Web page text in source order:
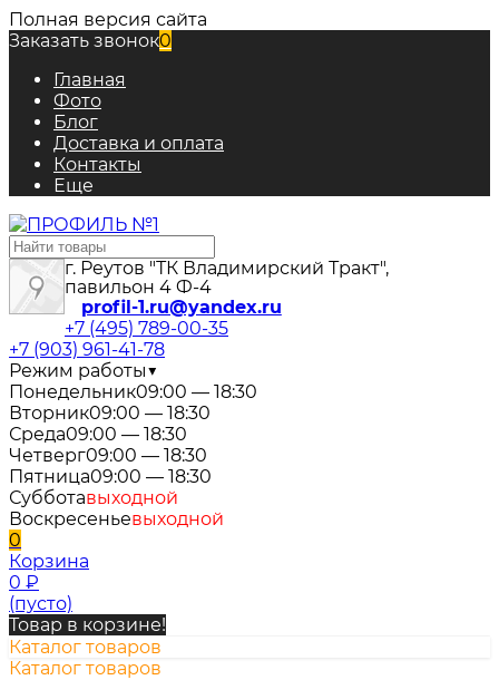
Полная версия сайта
Заказать звонок0
Главная
Фото
Блог
Доставка и оплата
Контакты
Еще
г. Реутов "ТК Владимирский Тракт",
павильон 4 Ф-4
profil-1.ru@yandex.ru
+7 (495) 789-00-35
+7 (903) 961-41-78
Режим работы▼
Понедельник09:00 — 18:30
Вторник09:00 — 18:30
Среда09:00 — 18:30
Четверг09:00 — 18:30
Пятница09:00 — 18:30
Субботавыходной
Воскресеньевыходной
0
Корзина
0 ₽
(пусто)
Товар в корзине!
Каталог товаров
Каталог товаров